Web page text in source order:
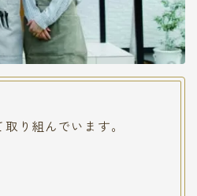
り組んでいます。